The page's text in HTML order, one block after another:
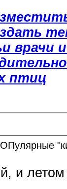
врачи
птиц
и летом